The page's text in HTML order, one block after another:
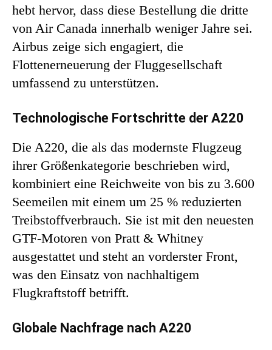
hebt hervor, dass diese Bestellung die dritte
von Air Canada innerhalb weniger Jahre sei.
Airbus zeige sich engagiert, die
Flottenerneuerung der Fluggesellschaft
umfassend zu unterstützen.
Technologische Fortschritte der A220
Die A220, die als das modernste Flugzeug
ihrer Größenkategorie beschrieben wird,
kombiniert eine Reichweite von bis zu 3.600
Seemeilen mit einem um 25 % reduzierten
Treibstoffverbrauch. Sie ist mit den neuesten
GTF-Motoren von Pratt & Whitney
ausgestattet und steht an vorderster Front,
was den Einsatz von nachhaltigem
Flugkraftstoff betrifft.
Globale Nachfrage nach A220